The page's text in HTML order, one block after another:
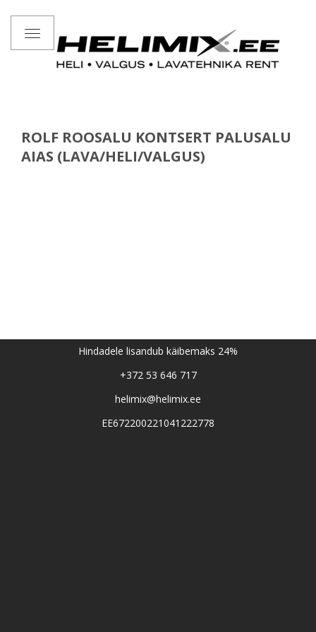
Toggle
navigation
ROLF ROOSALU KONTSERT PALUSALU
AIAS (LAVA/HELI/VALGUS)
Hindadele lisandub käibemaks 24%
+372 53 646 717
helimix@helimix.ee
EE672200221041222778